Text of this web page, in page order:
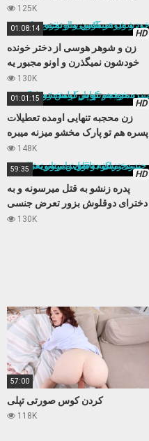
مجبورش میکنه کوس بده
125K
HD
01:08:14
زن و شوهر هوسی از دختر خونده
خودشون نمیگذرن و اونو مجبور یه
سکس سه نفره میکنن
130K
HD
01:01:15
زن محجبه تنهایی اومده تعطیلات
پسره هم تو پارک مخشو میزنه میبره
خونه و کوس تپلش رو میکنه
148K
HD
59:35
پدره زنشو به قتل میرسونه و به
دخترای دوقلوش بزور تعرض جنسی
میکنه تابوی داستانی عالی
130K
57:00
کردن کوس صورتی تپلی
118K